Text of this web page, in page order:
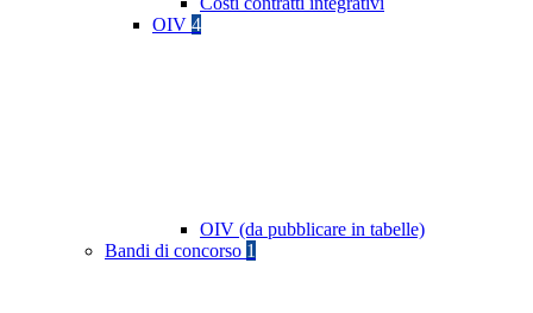
OIV 4
OIV (da pubblicare in tabelle)
Bandi di concorso 1